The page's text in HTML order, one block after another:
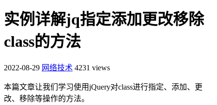
实例详解jq指定添加更改移除
class的方法
2022-08-29 网络技术 4231 views
本篇文章让我们学习使用jQuery对class进行指定、添加、更
改、移除等操作的方法。